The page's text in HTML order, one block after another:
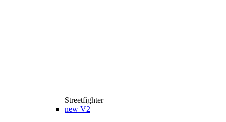
Streetfighter
new V2